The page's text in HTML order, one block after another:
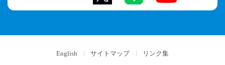
English サイトマップ リンク集